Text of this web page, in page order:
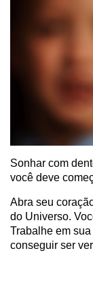
Sonhar com
você deve
Abra seu
do Universo.
Trabalhe em
conseguir ser